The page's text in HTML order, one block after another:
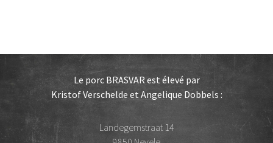
Le porc BRASVAR est élevé par
Kristof Verschelde et Angelique Dobbels :
Landegemstraat 14